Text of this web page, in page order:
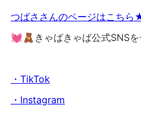
つばささんのページはこちら
💓🧸きゃばきゃば公式SNS
・TikTok
・Instagram